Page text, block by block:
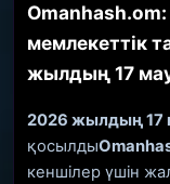
мемлекеттік
жылдың 17
2026 жылдың
қосылды
кеншілер үшін